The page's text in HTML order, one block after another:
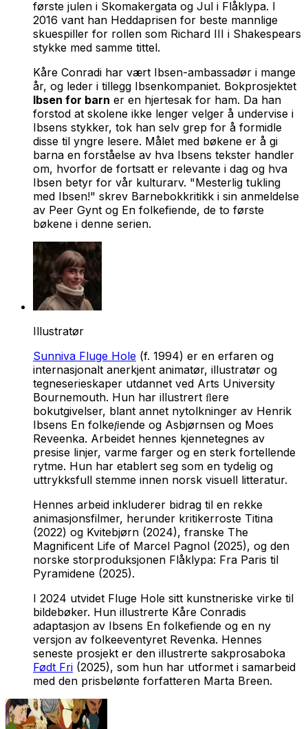
første julen i Skomakergata og Jul i Flåklypa. I
2016 vant han Heddaprisen for beste mannlige
skuespiller for rollen som Richard III i Shakespears
stykke med samme tittel.
Kåre Conradi har vært Ibsen-ambassadør i mange
år, og leder i tillegg Ibsenkompaniet. Bokprosjektet
Ibsen for barn er en hjertesak for ham. Da han
forstod at skolene ikke lenger velger å undervise i
Ibsens stykker, tok han selv grep for å formidle
disse til yngre lesere. Målet med bøkene er å gi
barna en forståelse av hva Ibsens tekster handler
om, hvorfor de fortsatt er relevante i dag og hva
Ibsen betyr for vår kulturarv. "Mesterlig tukling
med Ibsen!" skrev Barnebokkritikk i sin anmeldelse
av Peer Gynt og En folkefiende, de to første
bøkene i denne serien.
Illustratør
Sunniva Fluge Hole (f. 1994) er en erfaren og
internasjonalt anerkjent animatør, illustratør og
tegneserieskaper utdannet ved Arts University
Bournemouth. Hun har illustrert ﬂere
bokutgivelser, blant annet nytolkninger av Henrik
Ibsens En folkeﬁende og Asbjørnsen og Moes
Reveenka. Arbeidet hennes kjennetegnes av
presise linjer, varme farger og en sterk fortellende
rytme. Hun har etablert seg som en tydelig og
uttrykksfull stemme innen norsk visuell litteratur.
Hennes arbeid inkluderer bidrag til en rekke
animasjonsfilmer, herunder kritikerroste Titina
(2022) og Kvitebjørn (2024), franske The
Magnificent Life of Marcel Pagnol (2025), og den
norske storproduksjonen Flåklypa: Fra Paris til
Pyramidene (2025).
I 2024 utvidet Fluge Hole sitt kunstneriske virke til
bildebøker. Hun illustrerte Kåre Conradis
adaptasjon av Ibsens En folkefiende og en ny
versjon av folkeeventyret Revenka. Hennes
seneste prosjekt er den illustrerte sakprosaboka
Født Fri (2025), som hun har utformet i samarbeid
med den prisbelønte forfatteren Marta Breen.